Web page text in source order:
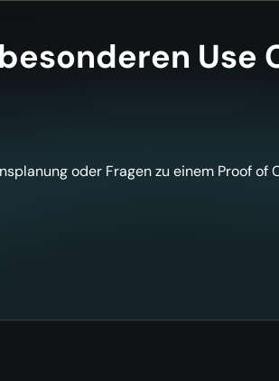
Use
oder Fragen zu einem Proof of